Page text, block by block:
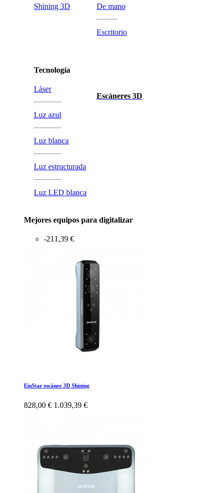
Shining 3D
Tecnología
Láser
Luz azul
Luz blanca
Luz estructurada
Luz LED blanca
De mano
Escritorio
Escáneres 3D
Mejores equipos para digitalizar
-211,39 €
EinStar escáner 3D Shining
828,00 € 1.039,39 €